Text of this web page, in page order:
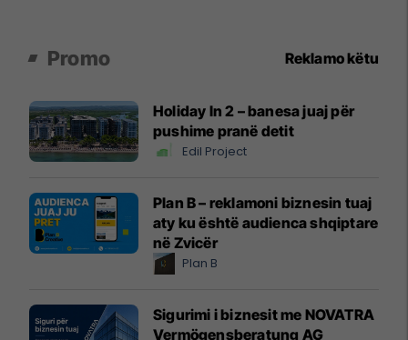
Promo Reklamo këtu
Holiday In 2 – banesa juaj për
pushime pranë detit
Edil Project
Plan B – reklamoni biznesin tuaj
aty ku është audienca shqiptare
në Zvicër
Plan B
Sigurimi i biznesit me NOVATRA
Vermögensberatung AG